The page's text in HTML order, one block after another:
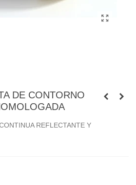
DE CONTORNO
REFLECTANTE Y